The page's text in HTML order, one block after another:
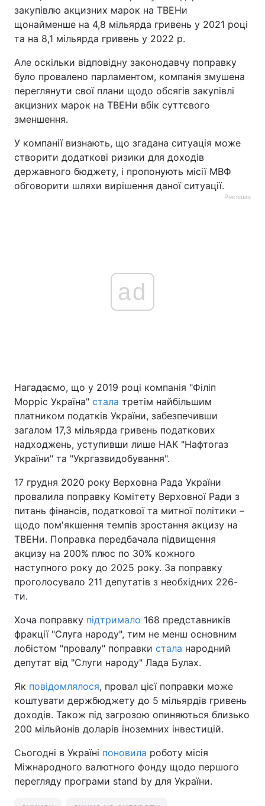
закупівлю акцизних марок на ТВЕНи
щонайменше на 4,8 мільярда гривень у 2021 році
та на 8,1 мільярда гривень у 2022 р.
Але оскільки відповідну законодавчу поправку
було провалено парламентом, компанія змушена
переглянути свої плани щодо обсягів закупівлі
акцизних марок на ТВЕНи вбік суттєвого
зменшення.
У компанії визнають, що згадана ситуація може
створити додаткові ризики для доходів
державного бюджету, і пропонують місії МВФ
обговорити шляхи вирішення даної ситуації.
Реклама
ad
Нагадаємо, що у 2019 році компанія "Філіп
Морріс Україна" стала третім найбільшим
платником податків України, забезпечивши
загалом 17,3 мільярда гривень податкових
надходжень, уступивши лише НАК "Нафтогаз
України" та "Укргазвидобування".
17 грудня 2020 року Верховна Рада України
провалила поправку Комітету Верховної Ради з
питань фінансів, податкової та митної політики –
щодо пом'якшення темпів зростання акцизу на
ТВЕНи. Поправка передбачала підвищення
акцизу на 200% плюс по 30% кожного
наступного року до 2025 року. За поправку
проголосувало 211 депутатів з необхідних 226-
ти.
Хоча поправку підтримало 168 представників
фракції "Слуга народу", тим не менш основним
лобістом "провалу" поправки стала народний
депутат від "Слуги народу" Лада Булах.
Як повідомлялося, провал цієї поправки може
коштувати держбюджету до 5 мільярдів гривень
доходів. Також під загрозою опиняються близько
200 мільйонів доларів іноземних інвестицій.
Сьогодні в Україні поновила роботу місія
Міжнародного валютного фонду щодо першого
перегляду програми stand by для України.